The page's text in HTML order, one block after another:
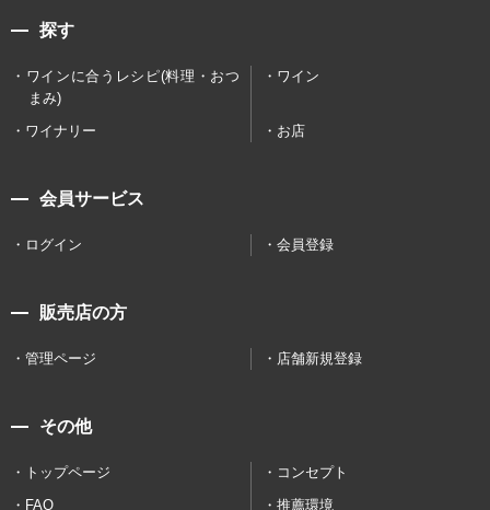
探す
ワインに合うレシピ(料理・おつ
まみ)
ワイン
ワイナリー お店
会員サービス
ログイン 会員登録
販売店の方
管理ページ 店舗新規登録
その他
トップページ
コンセプト
FAQ
推薦環境